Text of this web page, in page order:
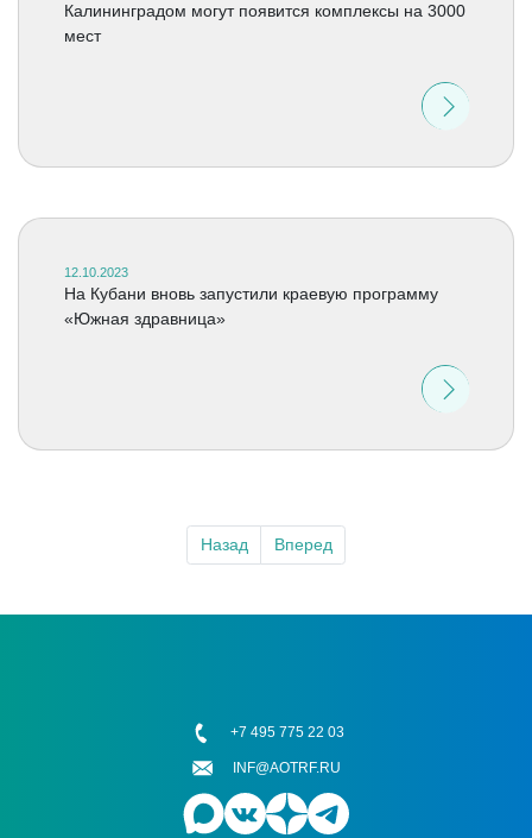
Калининградом могут появится комплексы на 3000
мест
12.10.2023
На Кубани вновь запустили краевую программу
«Южная здравница»
Назад Вперед
+7 495 775 22 03
INF@AOTRF.RU